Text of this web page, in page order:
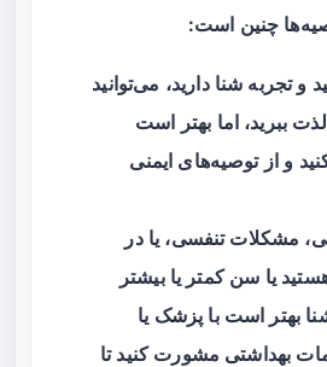
چنین است:
و تجربه شنا دارید، می‌توانید
ببرید، اما بهتر است
و از توصیه‌های ایمنی
مشکلات تنفسی، یا در
یا سن کمتر یا بیشتر
بهتر است با پزشک یا
بهداشتی مشورت کنید تا